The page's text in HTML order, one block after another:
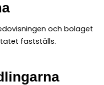
och bolaget
fastställs.